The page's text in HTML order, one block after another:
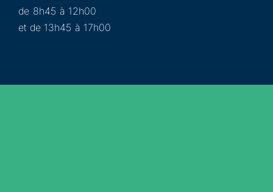
de 8h45 à 12h00
et de 13h45 à 17h00